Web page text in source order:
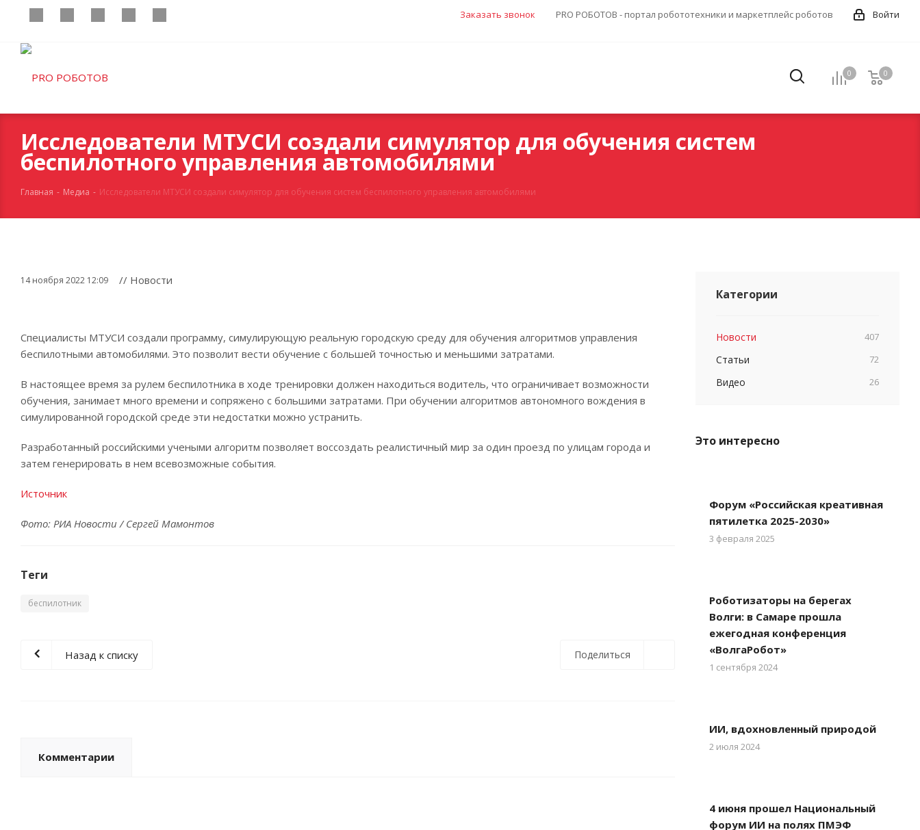
Войти
PRO РОБОТОВ - портал робототехники и маркетплейс роботов
Заказать звонок
0 0
0
Исследователи МТУСИ создали симулятор для обучения систем
беспилотного управления автомобилями
Главная - Медиа - Исследователи МТУСИ создали симулятор для обучения систем беспилотного управления автомобилями
14 ноября 2022 12:09 // Новости
Специалисты МТУСИ создали программу, симулирующую реальную городскую среду для обучения алгоритмов управления
беспилотными автомобилями. Это позволит вести обучение с большей точностью и меньшими затратами.
В настоящее время за рулем беспилотника в ходе тренировки должен находиться водитель, что ограничивает возможности
обучения, занимает много времени и сопряжено с большими затратами. При обучении алгоритмов автономного вождения в
симулированной городской среде эти недостатки можно устранить.
Разработанный российскими учеными алгоритм позволяет воссоздать реалистичный мир за один проезд по улицам города и
затем генерировать в нем всевозможные события.
Источник
Фото: РИА Новости / Сергей Мамонтов
Теги
беспилотник
Поделиться
Назад к списку
Комментарии
Категории
Новости 407
Статьи 72
Видео 26
Это интересно
Форум «Российская креативная
пятилетка 2025-2030»
3 февраля 2025
Роботизаторы на берегах
Волги: в Самаре прошла
ежегодная конференция
«ВолгаРобот»
1 сентября 2024
ИИ, вдохновленный природой
2 июля 2024
4 июня прошел Национальный
форум ИИ на полях ПМЭФ